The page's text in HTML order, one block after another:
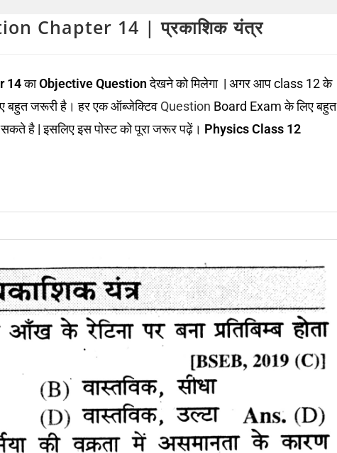
Chapter 14 | प्रकाशिक यंत्र
14काObjective Questionदेखने को मिलेगा | अगर आप class 12 के
बहुत जरूरी है। हर एक ऑब्जेक्टिव Question Board Exam के लिए बहुत
है | इसलिए इस पोस्ट को पूरा जरूर पढ़ें। Physics Class 12